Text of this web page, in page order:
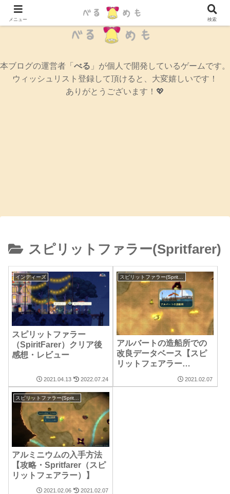
辛口女性ゲームブログ
本ブログの運営者「 べる 」が個人で開発しているゲームです。
ウィッシュリスト登録して頂けると、大変嬉しいです！
ありがとうございます！💖
スピリットファラー(Spritfarer)
インディーズ
スピリットファラー
（SpiritFarer）クリア後
感想・レビュー
2021.04.13 2022.07.24
アルバートの造船所での
改良データベース【スピ
リットフェアラー
2021.02.07
スピリットファラー(Spritfarer)
アルミニウムの入手方法
【攻略・Spritfarer（スピ
リットフェアラー）】
2021.02.06 2021.02.07
メニュー 検索